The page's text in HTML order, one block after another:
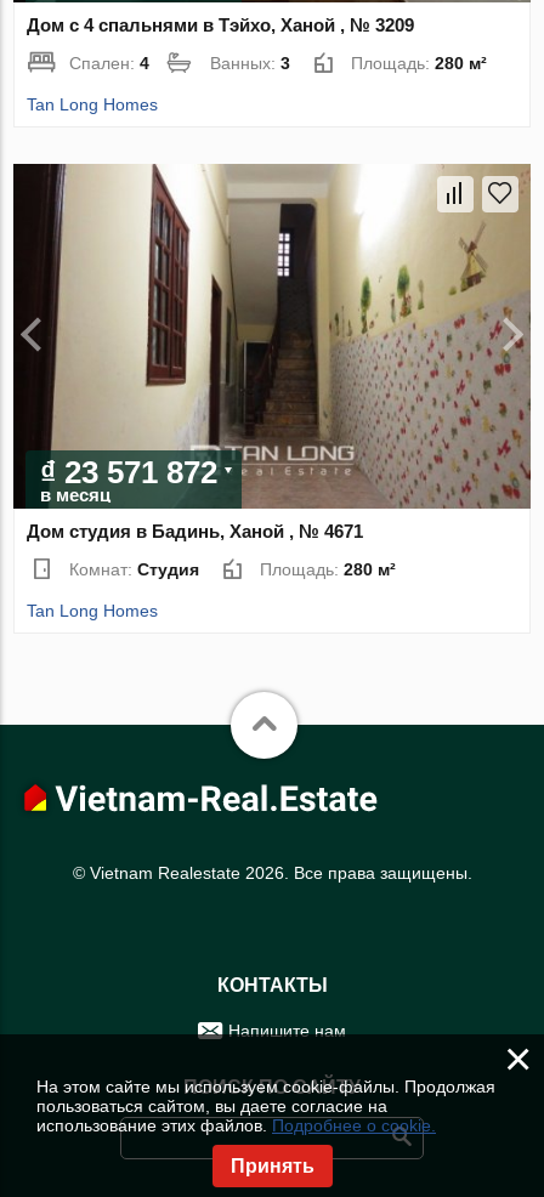
Дом с 4 спальнями в Тэйхо, Ханой , № 3209
Спален:4 Ванных:3 Площадь:280 м²
Tan Long Homes
₫ 23 571 872
в месяц
Дом студия в Бадинь, Ханой , № 4671
Комнат:Студия Площадь:280 м²
Tan Long Homes
© Vietnam Realestate 2026. Все права защищены.
КОНТАКТЫ
Напишите нам
ПОИСК ПО САЙТУ
×
На этом сайте мы используем cookie-файлы. Продолжая
пользоваться сайтом, вы даете согласие на
использование этих файлов. Подробнее о cookie.
Принять